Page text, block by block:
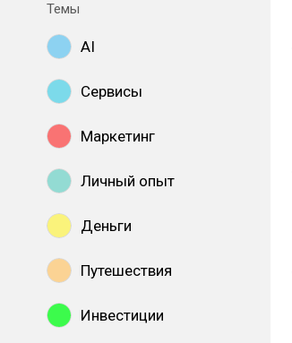
Темы
AI
Сервисы
Маркетинг
Личный опыт
Деньги
Путешествия
Инвестиции